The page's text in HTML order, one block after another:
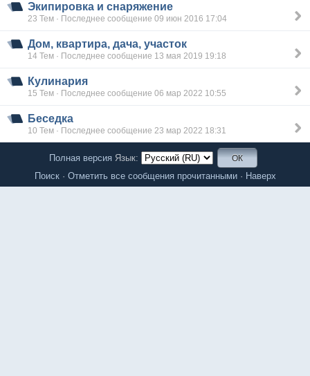
Экипировка и снаряжение
23 Тем · Последнее сообщение 09 июн 2016 17:04
Дом, квартира, дача, участок
14 Тем · Последнее сообщение 13 мая 2019 19:18
Кулинария
15 Тем · Последнее сообщение 06 мар 2022 10:55
Беседка
10 Тем · Последнее сообщение 23 мар 2022 18:31
Полная версия Язык:
Поиск· Отметить все сообщения прочитанными· Наверх